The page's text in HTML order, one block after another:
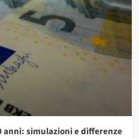
anni: simulazioni e differenze